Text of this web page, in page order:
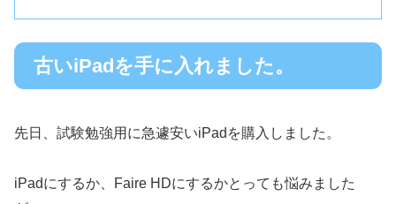
古いiPadを手に入れました。
先日、試験勉強用に急遽安いiPadを購入しました。
iPadにするか、Faire HDにするかとっても悩みました